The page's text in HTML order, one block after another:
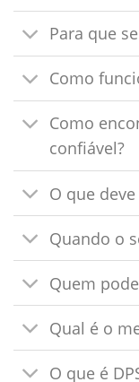
Para que
Como
Como
confiável?
O que
Quando o
Quem
Qual é o
O que é